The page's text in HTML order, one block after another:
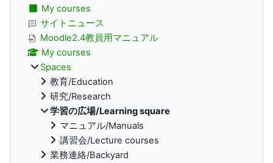
My courses
サイトニュース
Moodle2.4教員用マニュアル
My courses
Spaces
教育/Education
研究/Research
学習の広場/Learning square
マニュアル/Manuals
講習会/Lecture courses
業務連絡/Backyard